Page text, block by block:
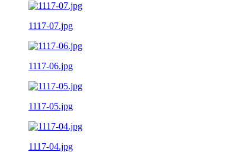
1117-07.jpg
1117-06.jpg
1117-05.jpg
1117-04.jpg